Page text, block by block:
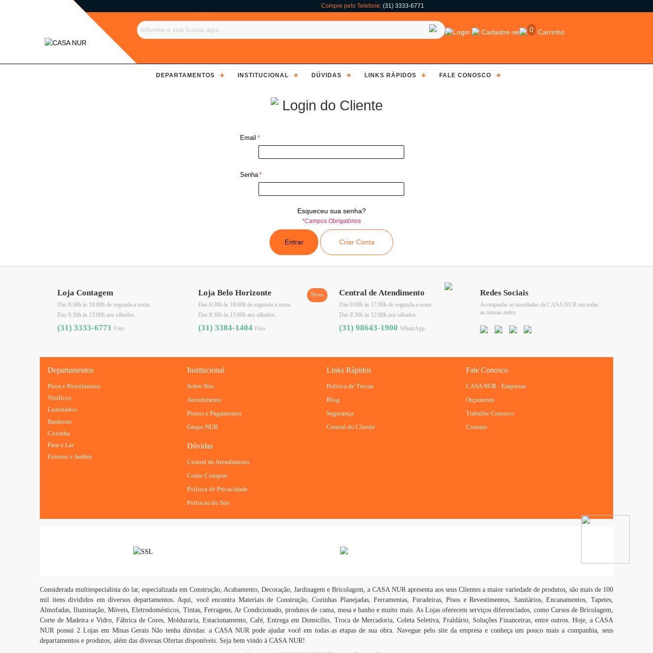
Compre pelo Telefone: (31) 3333-6771
Login Cadastre-se 0 Carrinho
DEPARTAMENTOS INSTITUCIONAL DÚVIDAS LINKS RÁPIDOS FALE CONOSCO
Login do Cliente
*
Email
*
Senha
Esqueceu sua senha?
*Campos Obrigatórios
Loja Contagem
Das 8:30h às 18:00h de segunda a sexta.
Das 8:30h às 13:00h aos sábados.
(31) 3333-6771 Fixo
Loja Belo Horizonte
Das 8:30h às 18:00h de segunda a sexta.
Das 8:30h às 13:00h aos sábados.
(31) 3384-1404 Fixo
Central de Atendimento
Das 9:00h às 17:00h de segunda a sexta.
Das 8:30h às 12:00h aos sábados.
(31) 98643-1900 WhatsApp
Redes Sociais
Acompanhe as novidades da CASA NUR em todas
as nossas redes.
Departamentos
Pisos e Porcelanatos
Vinílicos
Laminados
Banheiro
Cozinha
Para o Lar
Externo e Jardim
Institucional
Sobre Nós
Atendimento
Prazos e Pagamentos
Grupo NUR
Dúvidas
Central de Atendimento
Como Comprar
Política de Privacidade
Políticas do Site
Links Rápidos
Política de Trocas
Blog
Segurança
Central do Cliente
Fale Conosco
CASA NUR - Empresas
Orçamento
Trabalhe Conosco
Contato
Considerada multiespecialista do lar, especializada em Construção, Acabamento, Decoração, Jardinagem e Bricolagem, a CASA NUR apresenta aos seus Clientes a maior variedade de produtos, são mais de 100
mil itens divididos em diversos departamentos. Aqui, você encontra Materiais de Construção, Cozinhas Planejadas, Ferramentas, Furadeiras, Pisos e Revestimentos, Sanitários, Encanamentos, Tapetes,
Almofadas, Iluminação, Móveis, Eletrodomésticos, Tintas, Ferragens, Ar Condicionado, produtos de cama, mesa e banho e muito mais. As Lojas oferecem serviços diferenciados, como Cursos de Bricolagem,
Corte de Madeira e Vidro, Fábrica de Cores, Molduraria, Estacionamento, Café, Entrega em Domicílio, Troca de Mercadoria, Coleta Seletiva, Fraldário, Soluções Financeiras, entre outros. Hoje, a CASA
NUR possui 2 Lojas em Minas Gerais Não tenha dúvidas: a CASA NUR pode ajudar você em todas as etapas de sua obra. Navegue pelo site da empresa e conheça um pouco mais a companhia, seus
departamentos e produtos, além das diversas Ofertas disponíveis. Seja bem vindo à CASA NUR!